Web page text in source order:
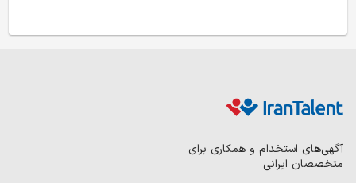
آگهی‌های استخدام و همکاری برای
متخصصان ایرانی